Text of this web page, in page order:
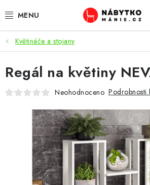
na
OBÝVACÍ POKOJ
KUCHYŇ A JÍDELNA
LOŽNICE
DĚTSKÝ POKOJ
KANCELÁŘ / PRACOVNA
KOUPELNA A WC
Květináče a stojany
Regál na květiny
Neohodnoceno Podrobnosti